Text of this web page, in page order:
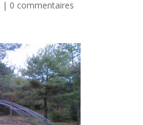
| 0 commentaires